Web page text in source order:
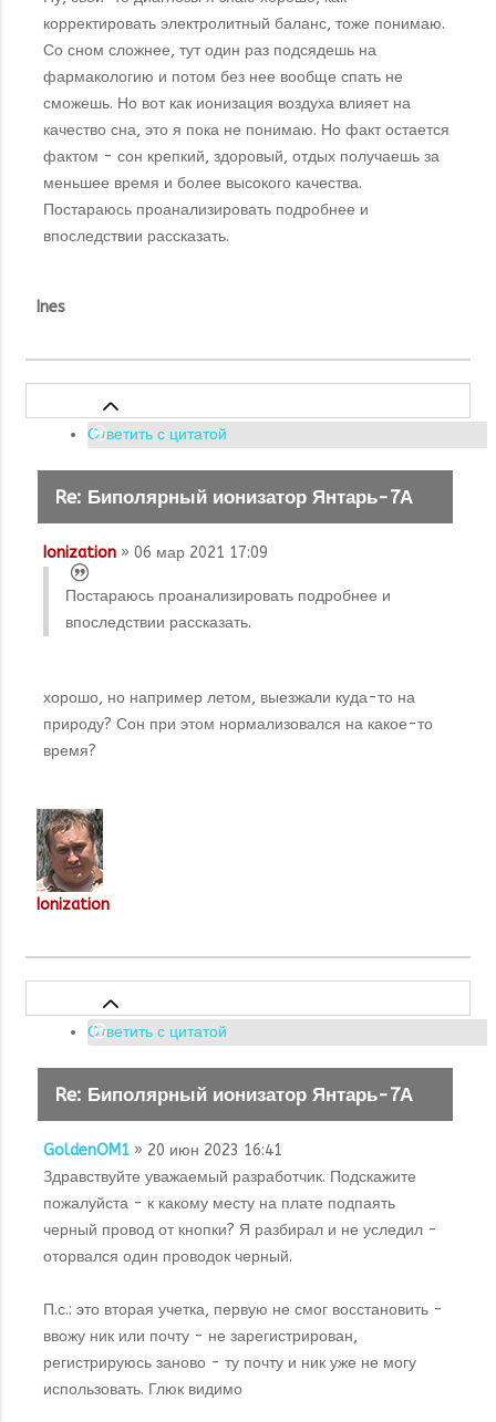
корректировать электролитный баланс, тоже понимаю.
Со сном сложнее, тут один раз подсядешь на
фармакологию и потом без нее вообще спать не
сможешь. Но вот как ионизация воздуха влияет на
качество сна, это я пока не понимаю. Но факт остается
фактом - сон крепкий, здоровый, отдых получаешь за
меньшее время и более высокого качества.
Постараюсь проанализировать подробнее и
впоследствии рассказать.
Ines
Ответить с цитатой
Re: Биполярный ионизатор Янтарь-7А
Ionization » 06 мар 2021 17:09
Постараюсь проанализировать подробнее и
впоследствии рассказать.
хорошо, но например летом, выезжали куда-то на
природу? Сон при этом нормализовался на какое-то
время?
Ionization
Ответить с цитатой
Re: Биполярный ионизатор Янтарь-7А
GoldenOM1 » 20 июн 2023 16:41
Здравствуйте уважаемый разработчик. Подскажите
пожалуйста - к какому месту на плате подпаять
черный провод от кнопки? Я разбирал и не уследил -
оторвался один проводок черный.
П.с.: это вторая учетка, первую не смог восстановить -
ввожу ник или почту - не зарегистрирован,
регистрируюсь заново - ту почту и ник уже не могу
использовать. Глюк видимо